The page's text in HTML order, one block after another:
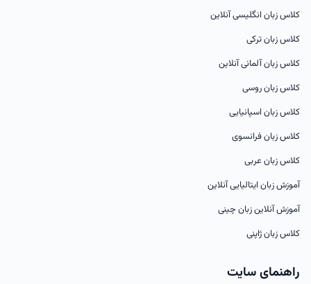
کلاس زبان انگلیسی آنلاین
کلاس زبان ترکی
کلاس زبان آلمانی آنلاین
کلاس زبان روسی
کلاس زبان اسپانیایی
کلاس زبان فرانسوی
کلاس زبان عربی
آموزش زبان ایتالیایی آنلاین
آموزش آنلاین زبان چینی
کلاس زبان ژاپنی
راهنمای سایت